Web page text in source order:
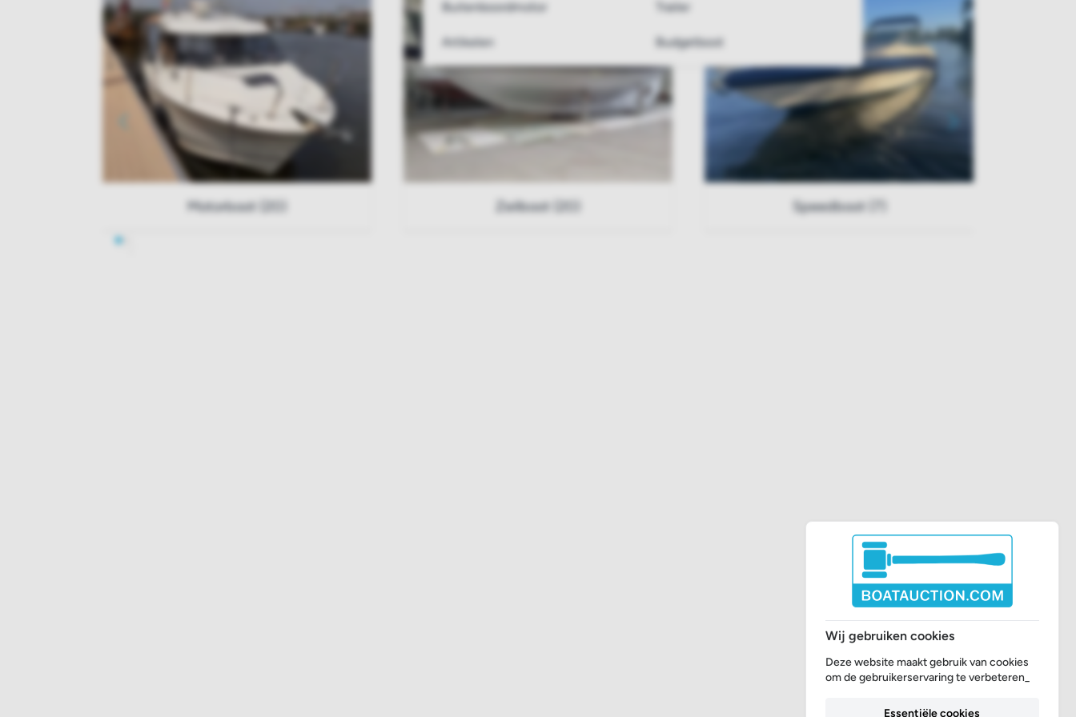
Buitenboordmotor Trailer
Artikelen Budgetboot
Motorboot (20) Zeilboot (20) Speedboot (7)
Wij gebruiken cookies
Deze website maakt gebruik van cookies
om de gebruikerservaring te verbeteren_
Essentiële cookies